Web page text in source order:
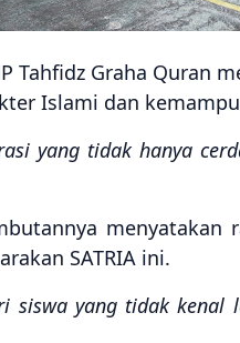
Tahfidz Graha Quran
Islami dan
yang tidak hanya
SATRIA ini.
siswa yang tidak